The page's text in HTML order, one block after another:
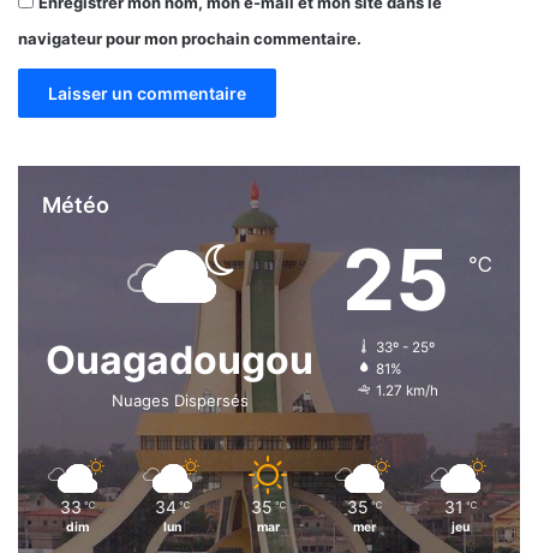
navigateur pour mon prochain commentaire.
Météo
Ouagadougou
Nuages Dispersés
25 ℃
33º - 25º
81%
1.27 km/h
33 ℃
dim
34 ℃
lun
35 ℃
mar
35 ℃
mer
31 ℃
jeu